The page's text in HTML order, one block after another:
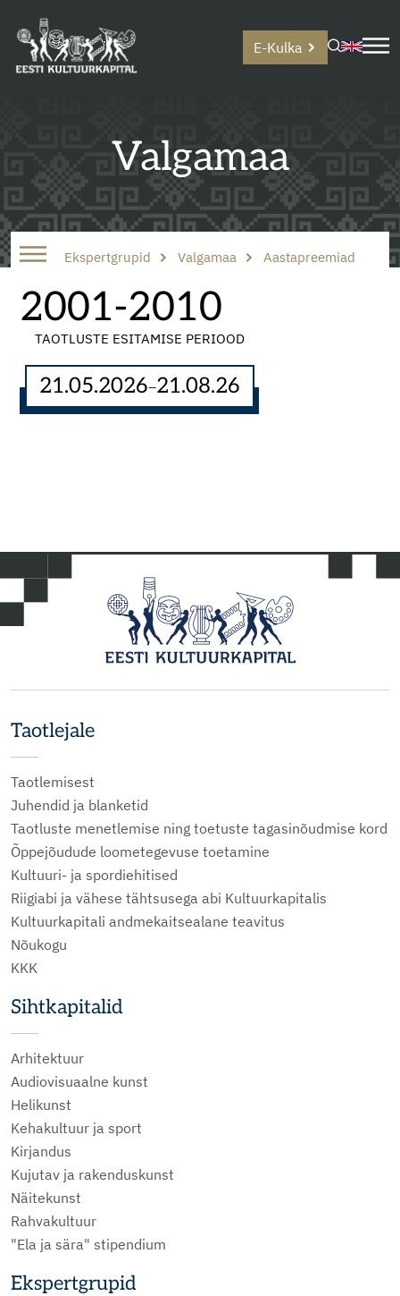
E-Kulka
Valgamaa
Ekspertgrupid Valgamaa Aastapreemiad
2001-2010
TAOTLUSTE ESITAMISE PERIOOD
21.05.2026–21.08.26
Taotlejale
Taotlemisest
Juhendid ja blanketid
Taotluste menetlemise ning toetuste tagasinõudmise kord
Õppejõudude loometegevuse toetamine
Kultuuri- ja spordiehitised
Riigiabi ja vähese tähtsusega abi Kultuurkapitalis
Kultuurkapitali andmekaitsealane teavitus
Nõukogu
KKK
Sihtkapitalid
Arhitektuur
Audiovisuaalne kunst
Helikunst
Kehakultuur ja sport
Kirjandus
Kujutav ja rakenduskunst
Näitekunst
Rahvakultuur
"Ela ja sära" stipendium
Ekspertgrupid